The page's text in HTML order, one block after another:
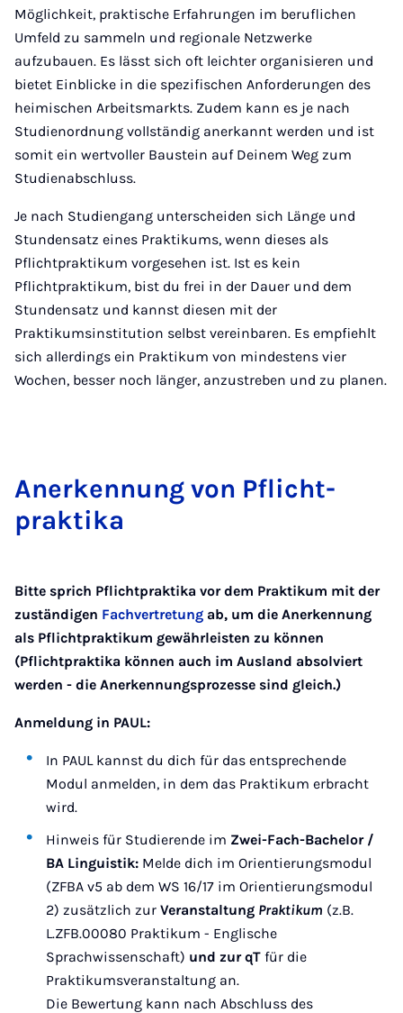
Möglichkeit, praktische Erfahrungen im beruflichen
Umfeld zu sammeln und regionale Netzwerke
aufzubauen. Es lässt sich oft leichter organisieren und
bietet Einblicke in die spezifischen Anforderungen des
heimischen Arbeitsmarkts. Zudem kann es je nach
Studienordnung vollständig anerkannt werden und ist
somit ein wertvoller Baustein auf Deinem Weg zum
Studienabschluss.
Je nach Studiengang unterscheiden sich Länge und
Stundensatz eines Praktikums, wenn dieses als
Pflichtpraktikum vorgesehen ist. Ist es kein
Pflichtpraktikum, bist du frei in der Dauer und dem
Stundensatz und kannst diesen mit der
Praktikumsinstitution selbst vereinbaren. Es empfiehlt
sich allerdings ein Praktikum von mindestens vier
Wochen, besser noch länger, anzustreben und zu planen.
An­er­ken­nung von Pflicht­
prak­ti­ka
Bitte sprich Pflichtpraktika vor dem Praktikum mit der
zuständigen Fachvertretung ab, um die Anerkennung
als Pflichtpraktikum gewährleisten zu können
(Pflichtpraktika können auch im Ausland absolviert
werden - die Anerkennungsprozesse sind gleich.)
Anmeldung in PAUL:
In PAUL kannst du dich für das entsprechende
Modul anmelden, in dem das Praktikum erbracht
wird.
Hinweis für Studierende im Zwei-Fach-Bachelor /
BA Linguistik: Melde dich im Orientierungsmodul
(ZFBA v5 ab dem WS 16/17 im Orientierungsmodul
2) zusätzlich zurVeranstaltung Praktikum (z.B.
L.ZFB.00080 Praktikum - Englische
Sprachwissenschaft) und zur qT für die
Praktikumsveranstaltung an.
Die Bewertung kann nach Abschluss des